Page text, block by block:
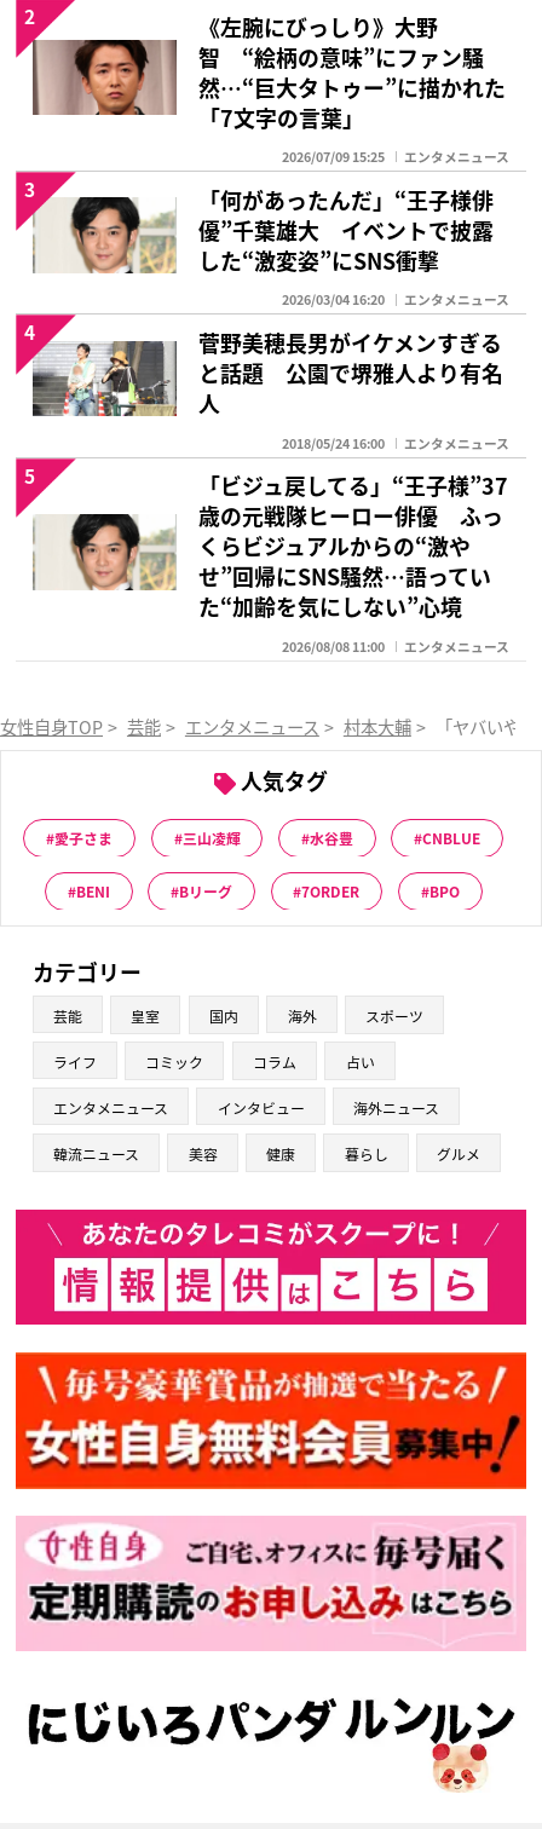
《左腕にびっしり》大野
智 “絵柄の意味”にファン騒
然…“巨大タトゥー”に描かれた
「7文字の言葉」
2026/07/09 15:25 エンタメニュース
2
「何があったんだ」“王子様俳
優”千葉雄大 イベントで披露
した“激変姿”にSNS衝撃
2026/03/04 16:20 エンタメニュース
3
菅野美穂長男がイケメンすぎる
と話題 公園で堺雅人より有名
人
2018/05/24 16:00 エンタメニュース
4
「ビジュ戻してる」“王子様”37
歳の元戦隊ヒーロー俳優 ふっ
くらビジュアルからの“激や
せ”回帰にSNS騒然…語ってい
た“加齢を気にしない”心境
2026/08/08 11:00 エンタメニュース
5
女性自身TOP > 芸能 > エンタメニュース > 村本大輔 > 「ヤバいや
人気タグ
愛子さま 三山凌輝 水谷豊 CNBLUE
BENI Bリーグ 7ORDER BPO
カテゴリー
芸能 皇室 国内 海外 スポーツ
ライフ コミック コラム 占い
エンタメニュース インタビュー 海外ニュース
韓流ニュース 美容 健康 暮らし グルメ